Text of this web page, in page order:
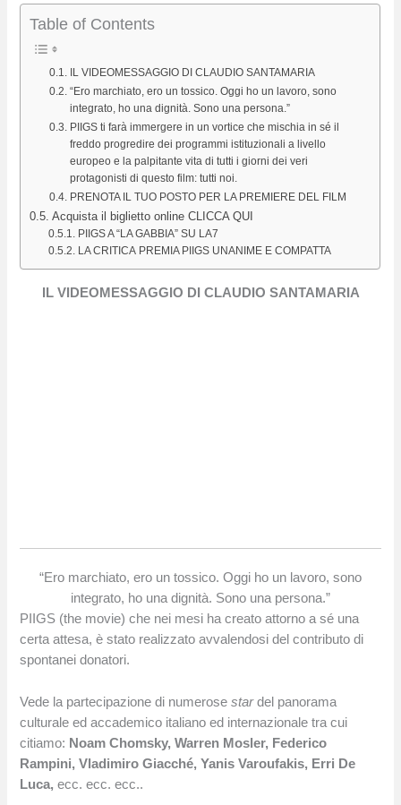
Table of Contents
IL VIDEOMESSAGGIO DI CLAUDIO SANTAMARIA
“Ero marchiato, ero un tossico. Oggi ho un lavoro, sono
integrato, ho una dignità. Sono una persona.”
PIIGS ti farà immergere in un vortice che mischia in sé il
freddo progredire dei programmi istituzionali a livello
europeo e la palpitante vita di tutti i giorni dei veri
protagonisti di questo film: tutti noi.
PRENOTA IL TUO POSTO PER LA PREMIERE DEL FILM
Acquista il biglietto online CLICCA QUI
PIIGS A “LA GABBIA” SU LA7
LA CRITICA PREMIA PIIGS UNANIME E COMPATTA
IL VIDEOMESSAGGIO DI CLAUDIO SANTAMARIA
“Ero marchiato, ero un tossico. Oggi ho un lavoro, sono
integrato, ho una dignità. Sono una persona.”
PIIGS (the movie) che nei mesi ha creato attorno a sé una
certa attesa, è stato realizzato avvalendosi del contributo di
spontanei donatori.
Vede la partecipazione di numerosestardel panorama
culturale ed accademico italiano ed internazionale tra cui
citiamo: Noam Chomsky, Warren Mosler, Federico
Rampini, Vladimiro Giacché, Yanis Varoufakis, Erri De
Luca, ecc. ecc. ecc..